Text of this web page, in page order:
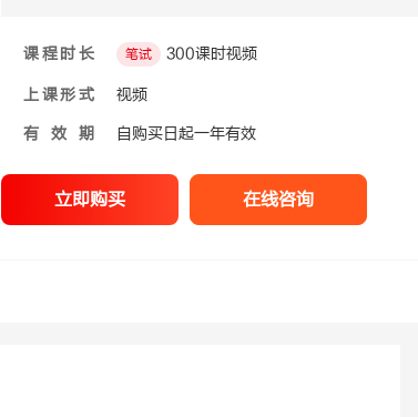
课程时长 笔试 300课时视频
上课形式 视频
有效期 自购买日起一年有效
立即购买 在线咨询